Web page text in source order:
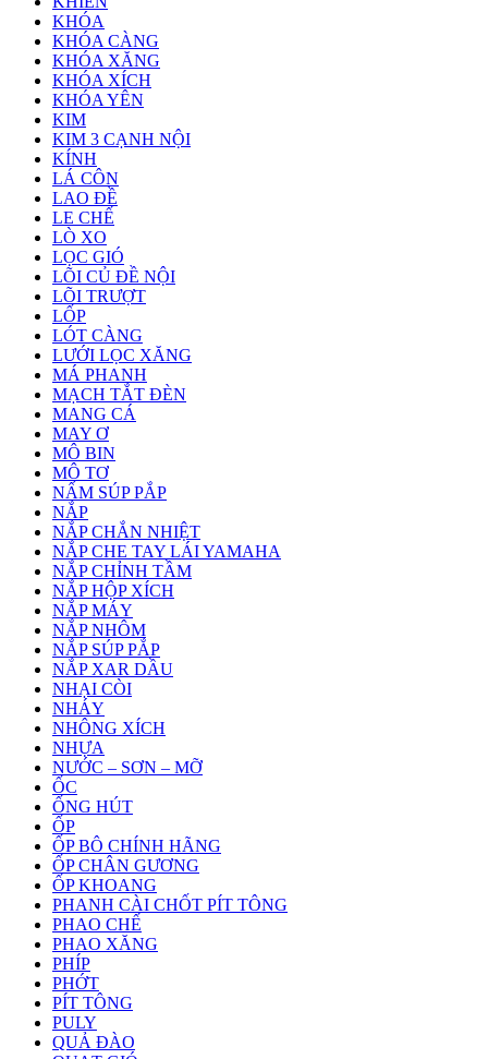
KHÓA
KHÓA CÀNG
KHÓA XĂNG
KHÓA XÍCH
KHÓA YÊN
KIM
KIM 3 CẠNH NỘI
KÍNH
LÁ CÔN
LAO ĐỀ
LE CHẾ
LÒ XO
LỌC GIÓ
LÕI CỦ ĐỀ NỘI
LÕI TRƯỢT
LỐP
LÓT CÀNG
LƯỚI LỌC XĂNG
MÁ PHANH
MẠCH TẮT ĐÈN
MANG CÁ
MAY Ơ
MÔ BIN
MÔ TƠ
NẤM SÚP PẮP
NẮP
NẮP CHẮN NHIỆT
NẮP CHE TAY LÁI YAMAHA
NẮP CHỈNH TẦM
NẮP HỘP XÍCH
NẮP MÁY
NẮP NHÔM
NẮP SÚP PẮP
NẮP XAR DẦU
NHẠI CÒI
NHÁY
NHÔNG XÍCH
NHỰA
NƯỚC – SƠN – MỠ
ỐC
ỐNG HÚT
ỐP
ỐP BÔ CHÍNH HÃNG
ỐP CHÂN GƯƠNG
ỐP KHOANG
PHANH CÀI CHỐT PÍT TÔNG
PHAO CHẾ
PHAO XĂNG
PHÍP
PHỚT
PÍT TÔNG
PULY
QUẢ ĐÀO